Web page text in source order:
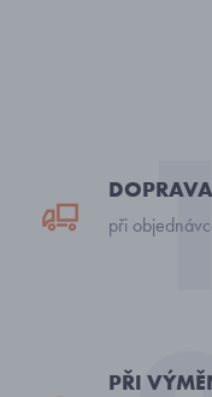
při
PŘI